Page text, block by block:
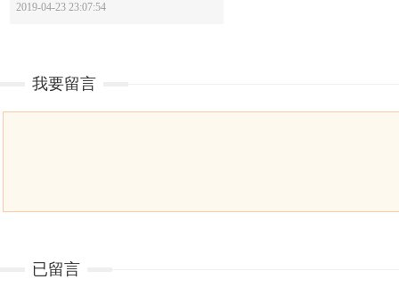
2019-04-23 23:07:54
我要留言
已留言